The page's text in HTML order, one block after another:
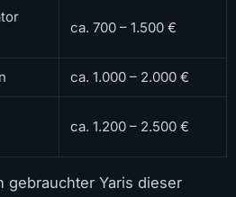
ca. 700 – 1.500 €
ca. 1.000 – 2.000 €
ca. 1.200 – 2.500 €
gebrauchter Yaris dieser